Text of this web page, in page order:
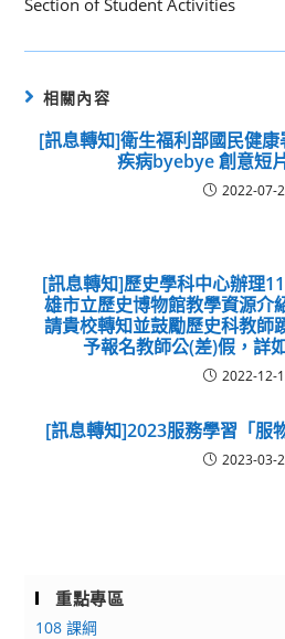
相關內容
[訊息轉知]衛生福利部國民健
疾病byebye 創意短
2022-07-
[訊息轉知]歷史學科中心辦理
雄市立歷史博物館教學資源介
請貴校轉知並鼓勵歷史科教師
予報名教師公(差)假，詳
2022-12-
[訊息轉知]2023服務學習「服
2023-03-
重點專區
108 課綱